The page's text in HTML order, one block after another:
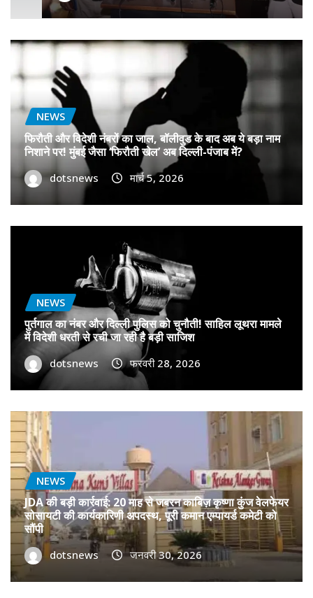
NEWS
फिरौती और विदेशी नंबरों का जाल, बॉलीवुड के बाद अब ये बड़ा नाम
निशाने पर! मुंबई जैसा ‘फिरौती खेल’ अब दिल्ली-पंजाब में?
dotsnews मार्च 5, 2026
NEWS
पुर्तगाल का नंबर और दिल्ली पुलिस को चुनौती! साहिल लूथरा मामले
में विदेशी धरती से रची जा रही है बड़ी साजिश
dotsnews फरवरी 28, 2026
NEWS
JDA की बड़ी कार्रवाई: 20 माह से जबरन काबिज़ कृष्णा कुंज वेलफेयर
सोसायटी की कार्यकारिणी अपदस्थ, पूरी कमान एम्पायर्ड कमेटी को
सौंपी
dotsnews जनवरी 30, 2026